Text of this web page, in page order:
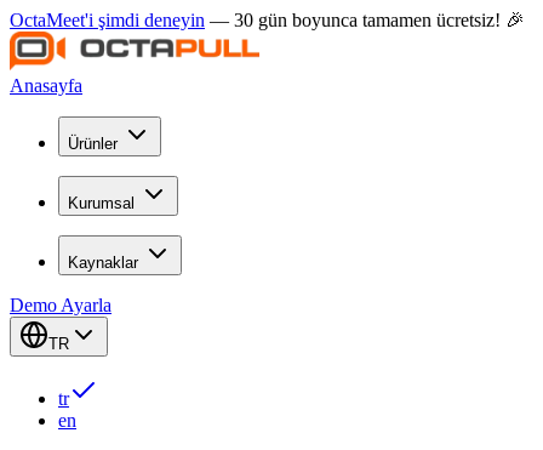
OctaMeet'i şimdi deneyin — 30 gün boyunca tamamen ücretsiz! 🎉
Anasayfa
Ürünler
Kurumsal
Kaynaklar
Demo Ayarla
TR
tr
en